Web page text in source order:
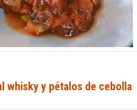
whisky y pétalos de cebolla